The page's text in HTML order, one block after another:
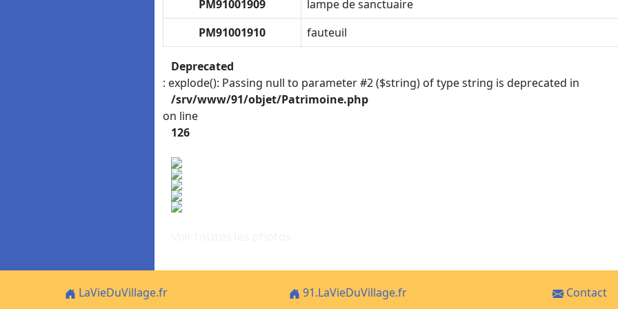
PM91001909
lampe de sanctuaire
PM91001910
fauteuil
Deprecated
: explode(): Passing null to parameter #2 ($string) of type string is deprecated in
/srv/www/91/objet/Patrimoine.php
on line
126
LaVieDuVillage.fr 91.LaVieDuVillage.fr Contact